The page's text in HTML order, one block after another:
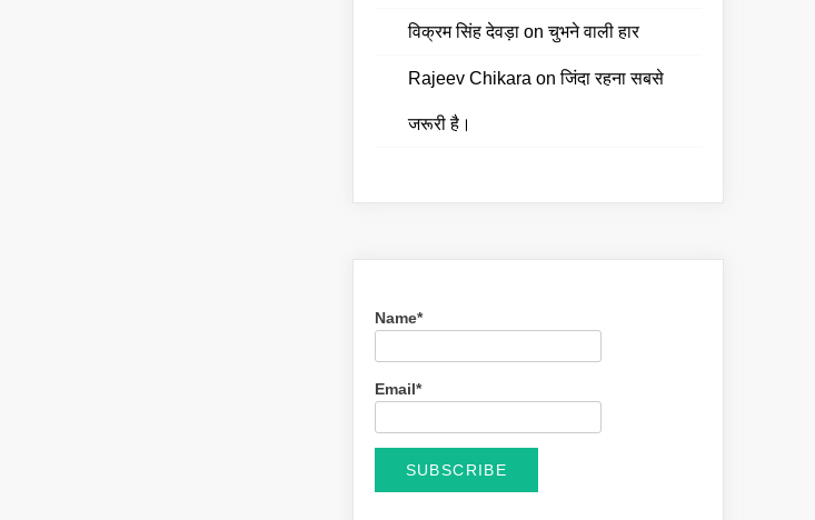
विक्रम सिंह देवड़ाonचुभने वाली हार
Rajeev Chikara onजिंदा रहना सबसे
जरूरी है।
Name*
Email*